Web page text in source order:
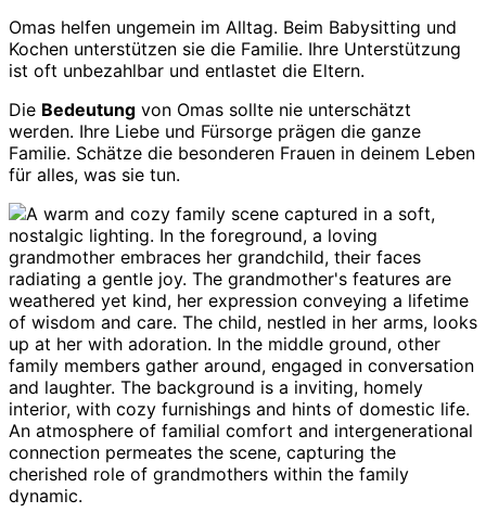
Omas helfen ungemein im Alltag. Beim Babysitting und
Kochen unterstützen sie die Familie. Ihre Unterstützung
ist oft unbezahlbar und entlastet die Eltern.
Die Bedeutung von Omas sollte nie unterschätzt
werden. Ihre Liebe und Fürsorge prägen die ganze
Familie. Schätze die besonderen Frauen in deinem Leben
für alles, was sie tun.